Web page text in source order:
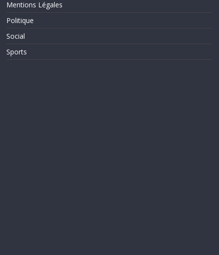
Mentions Légales
Politique
Social
Sports